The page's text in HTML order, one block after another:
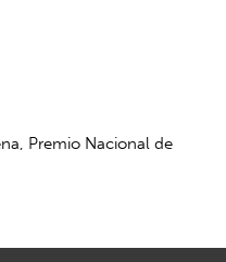
Premio Nacional de